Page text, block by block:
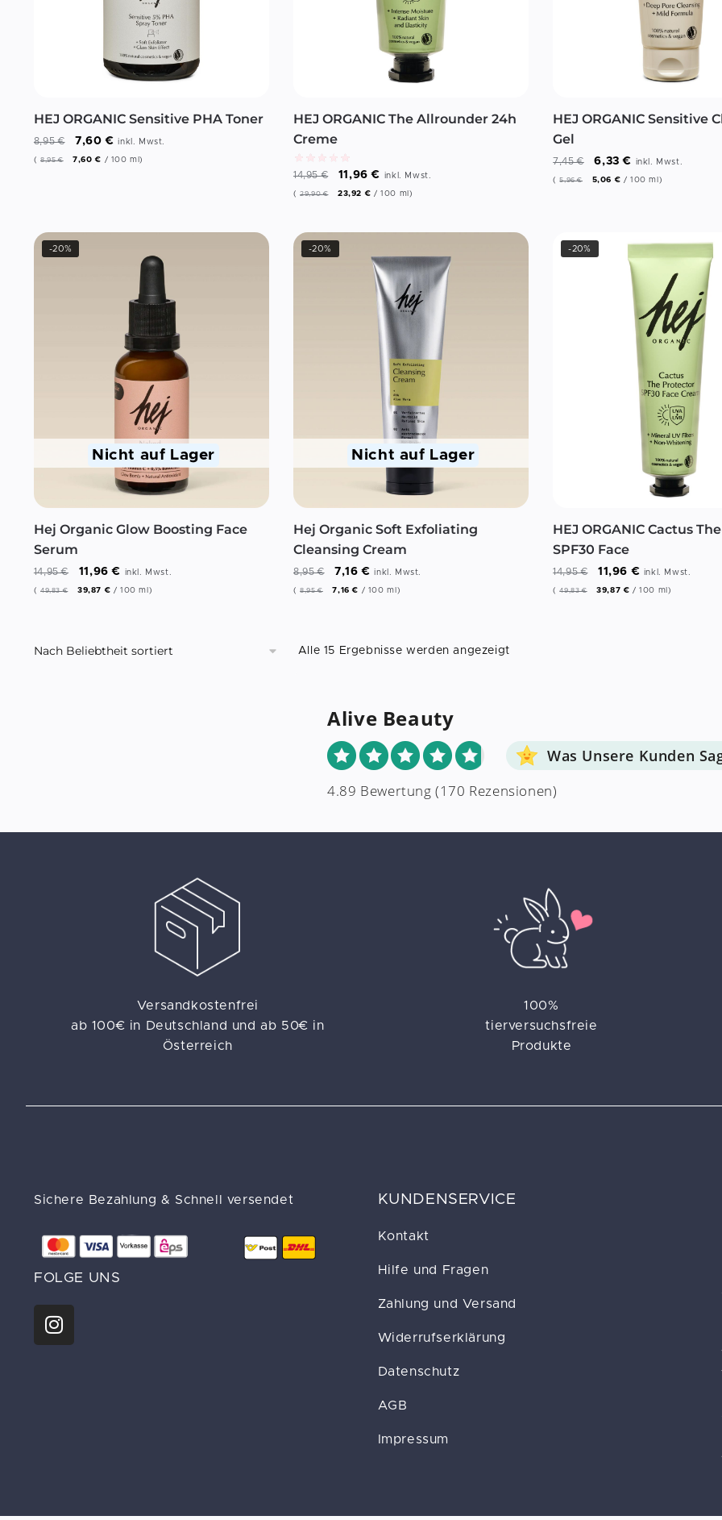
HEJ ORGANIC Sensitive PHA Toner
8,95€ 7,60€ inkl. Mwst.
(8,95€ 7,60€ / 100 ml)
HEJ ORGANIC The Allrounder 24h
Creme
14,95€ 11,96€ inkl. Mwst.
(29,90€ 23,92€ /100 ml )
HEJ ORGANIC Sensitive
Gel
7,45€ 6,33€ inkl. Mwst.
(5,96€ 5,06€ /100 ml )
-20%
Nicht auf Lager
Hej Organic Glow Boosting Face
Serum
14,95€ 11,96€ inkl. Mwst.
(49,83€ 39,87€ / 100 ml )
-20%
Nicht auf Lager
Hej Organic Soft Exfoliating
Cleansing Cream
8,95€ 7,16€ inkl. Mwst.
(8,95€ 7,16€ / 100 ml )
-20%
HEJ ORGANIC Cactus
SPF30 Face
14,95€ 11,96€ inkl. Mwst.
(49,83€ 39,87€ /100 ml )
Alle 15 Ergebnisse werden angezeigt
Alive Beauty
Was Unsere Kunden
4.89 Bewertung (170 Rezensionen)
Versandkostenfrei
ab 100€ in Deutschland und ab 50€ in
Österreich
100%
tierversuchsfreie
Produkte
Sichere Bezahlung & Schnell versendet
FOLGE UNS
KUNDENSERVICE
Kontakt
Hilfe und Fragen
Zahlung und Versand
Widerrufserklärung
Datenschutz
AGB
Impressum